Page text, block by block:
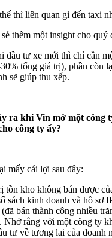
thì liên quan gì đến taxi
thêm một insight cho quý
đầu tư xe mới thì chỉ cần
tổng giá trị), phần còn
sẽ giúp thu xếp.
ra khi Vin mở một công
công ty ấy?
mấy cái lợi sau đây:
tồn kho không bán được
sách kinh doanh và hồ sơ
bán thành công nhiều
rằng với một công ty
tư về tương lai của doanh